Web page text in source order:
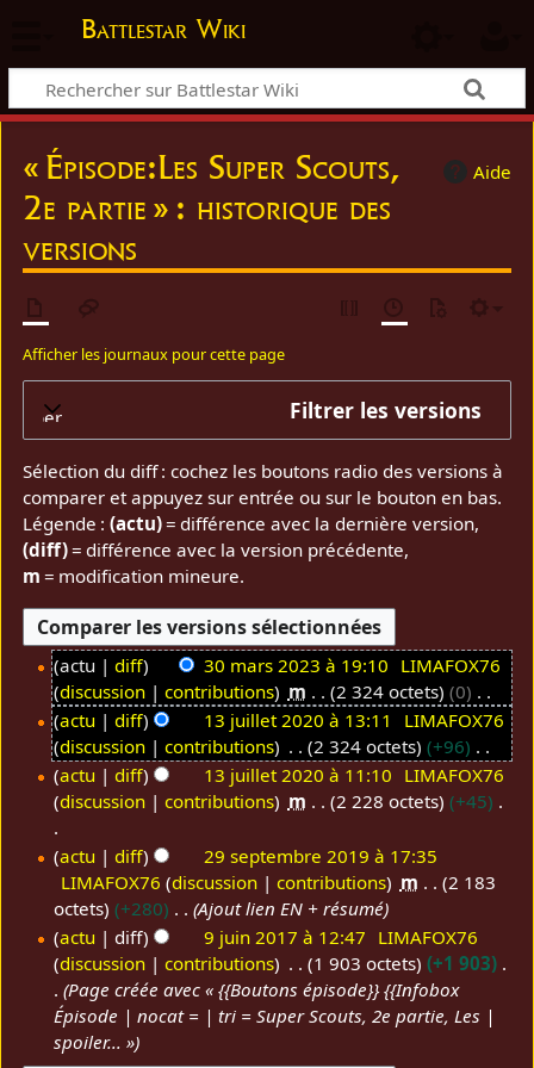
Battlestar Wiki
Aide
« Épisode:Les Super Scouts,
2e partie » : historique des
versions
Afficher les journaux pour cette page
Filtrer les versions
Sélection du diff : cochez les boutons radio des versions à
comparer et appuyez sur entrée ou sur le bouton en bas.
Légende :(actu)= différence avec la dernière version,
(diff)= différence avec la version précédente,
m = modification mineure.
actu diff 30 mars 2023 à 19:10 LIMAFOX76
discussion
contributions m 2 324 octets
0
A
u
c
u
r
é
s
u
m
é
d
actu diff 13 juillet 2020 à 13:11
LIMAFOX76
discussion
contributions 2 324 octets
+96
A
u
u
n
r
é
s
u
m
é
d
actu diff 13 juillet 2020 à 11:10 LIMAFOX76
discussion
contributions m 2 228 octets +45
A
u
c
u
n
é
s
u
actu diff
29 septembre 2019 à 17:35
LIMAFOX76 discussion contributions m
2 183
octets
+280 Ajout lien EN + résumé
actu diff 9 juin 2017 à 12:47 LIMAFOX76
discussion
contributions 1 903 octets
+1 903
Page créée avec « {{Boutons épisode}} {{Infobox
Épisode | nocat = | tri = Super Scouts, 2e partie, Les |
spoiler... »